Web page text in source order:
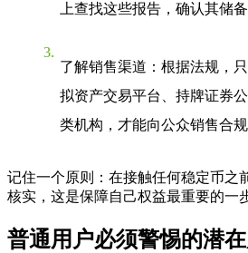
上查找这些报告，确认其储
了解销售渠道 ：根据法规，
拟资产交易平台、持牌证券
类机构，才能向公众销售合规
记住一个原则：在接触任何稳定币之
核实，这是保障自己权益最重要的一
普通用户必须警惕的潜